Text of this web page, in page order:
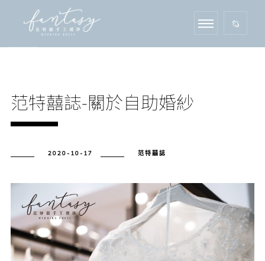
范特囍誌-關於自助婚紗
2020-10-17 范特囍誌